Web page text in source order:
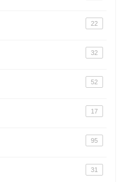
22
32
52
17
95
31